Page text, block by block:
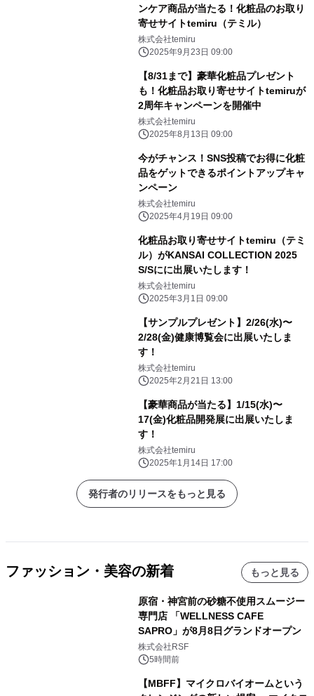
ンケア商品が当たる！化粧品のお取り
寄せサイトtemiru（テミル）
株式会社temiru
2025年9月23日 09:00
【8/31まで】豪華化粧品プレゼント
も！化粧品お取り寄せサイトtemiruが
2周年キャンペーンを開催中
株式会社temiru
2025年8月13日 09:00
今がチャンス！SNS投稿でお得に化粧
品をゲットできるポイントアップキャ
ンペーン
株式会社temiru
2025年4月19日 09:00
化粧品お取り寄せサイトtemiru（テミ
ル）がKANSAI COLLECTION 2025
S/Sにに出展いたします！
株式会社temiru
2025年3月1日 09:00
【サンプルプレゼント】2/26(水)〜
2/28(金)健康博覧会に出展いたしま
す！
株式会社temiru
2025年2月21日 13:00
【豪華商品が当たる】1/15(水)〜
17(金)化粧品開発展に出展いたしま
す！
株式会社temiru
2025年1月14日 17:00
発行者のリリースをもっと見る
ファッション・美容の新着 もっと見る
原宿・神宮前の砂糖不使用スムージー
専門店 「WELLNESS CAFE
SAPRO」が8月8日グランドオープン
株式会社RSF
5時間前
【MBFF】マイクロバイオームという